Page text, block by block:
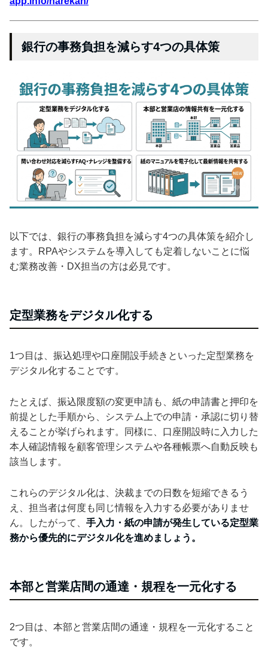
銀行の事務負担を減らす4つの具体策
以下では、銀行の事務負担を減らす4つの具体策を紹介し
ます。RPAやシステムを導入しても定着しないことに悩
む業務改善・DX担当の方は必見です。
定型業務をデジタル化する
1つ目は、振込処理や口座開設手続きといった定型業務を
デジタル化することです。
たとえば、振込限度額の変更申請も、紙の申請書と押印を
前提とした手順から、システム上での申請・承認に切り替
えることが挙げられます。同様に、口座開設時に入力した
本人確認情報を顧客管理システムや各種帳票へ自動反映も
該当します。
これらのデジタル化は、決裁までの日数を短縮できるう
え、担当者は何度も同じ情報を入力する必要がありませ
ん。したがって、 手入力・紙の申請が発生している定型業
務から優先的にデジタル化を進めましょう。
本部と営業店間の通達・規程を一元化する
2つ目は、本部と営業店間の通達・規程を一元化すること
です。